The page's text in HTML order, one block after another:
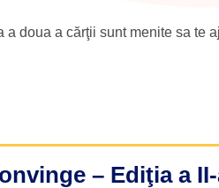
doua a cărţii sunt menite sa te
– Ediţia a